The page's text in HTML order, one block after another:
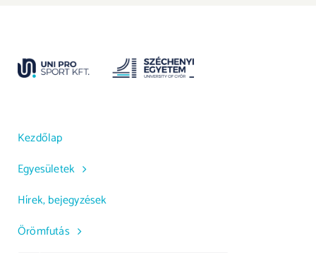
Kezdőlap
Egyesületek
Hírek, bejegyzések
Örömfutás